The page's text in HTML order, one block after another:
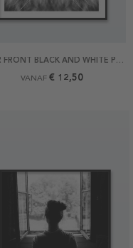
TIGER FRONT BLACK AND WHITE POSTER
VANAF € 12,50